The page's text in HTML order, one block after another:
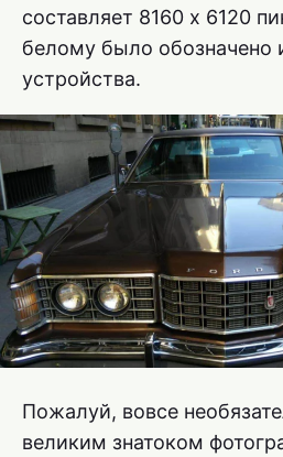
составляет 8160 х 6120
белому было обозначено
устройства.
Пожалуй, вовсе
великим знатоком